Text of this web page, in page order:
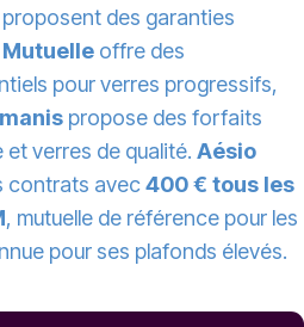
des garanties
offre des
pour verres progressifs,
propose des forfaits
verres de qualité. Aésio
contrats avec400 € tous les
, mutuelle de référence pour les
pour ses plafonds élevés.